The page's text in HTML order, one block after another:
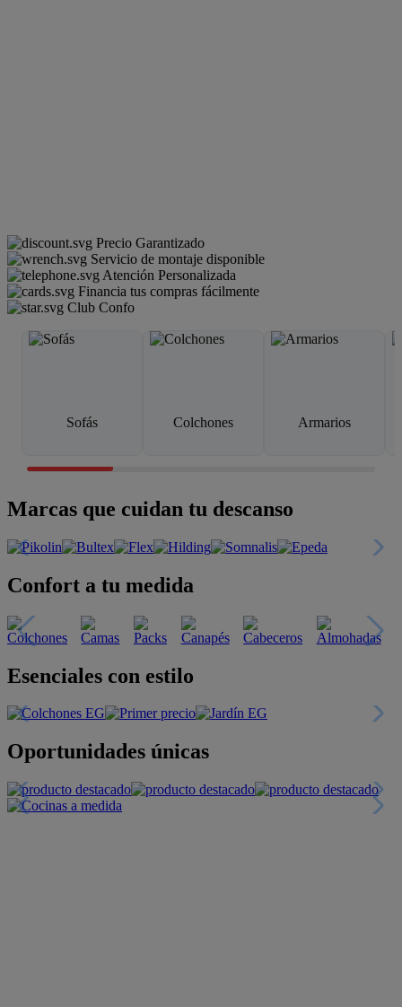
Precio Garantizado
Servicio de montaje disponible
Atención Personalizada
Financia tus compras fácilmente
Club Confo
Sofás Colchones Armarios
Marcas que cuidan tu descanso
Confort a tu medida
Esenciales con estilo
Oportunidades únicas